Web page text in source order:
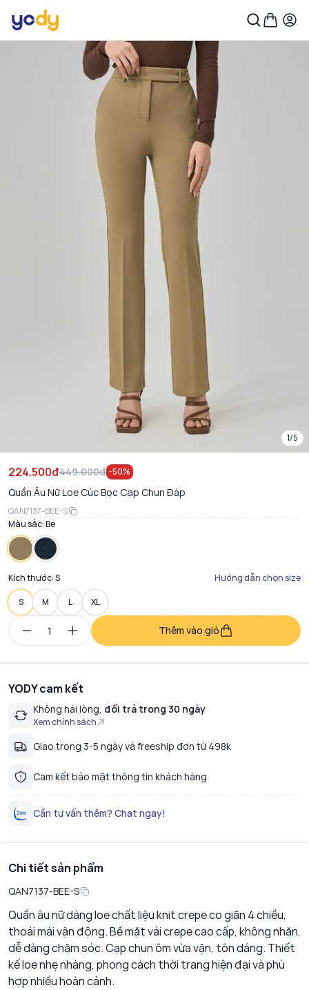
1/5
224.500đ449.000đ -50%
Quần Âu Nữ Loe Cúc Bọc Cạp Chun Đáp
QAN7137-BEE-S
Màu sắc:Be
Kích thước:S Hướng dẫn chọn size
S M L XL
Thêm vào giỏ
YODY cam kết
Không hài lòng, đổi trả trong 30 ngày
Xem chính sách
Giao trong 3-5 ngày và freeship đơn từ 498k
Cam kết bảo mật thông tin khách hàng
Cần tư vấn thêm? Chat ngay!
Chi tiết sản phẩm
QAN7137-BEE-S
Quần âu nữ dáng loe chất liệu knit crepe co giãn 4 chiều,
thoải mái vận động. Bề mặt vải crepe cao cấp, không nhăn,
dễ dàng chăm sóc. Cạp chun ôm vừa vặn, tôn dáng. Thiết
kế loe nhẹ nhàng, phong cách thời trang hiện đại và phù
hợp nhiều hoàn cảnh.